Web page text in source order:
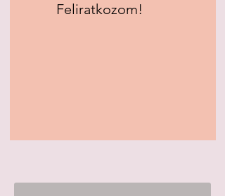
Feliratkozom!